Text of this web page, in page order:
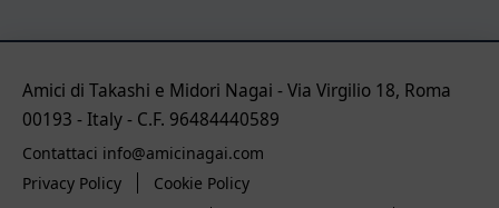
Amici di Takashi e Midori Nagai - Via Virgilio 18, Roma
00193 - Italy - C.F. 96484440589
Contattaci info@amicinagai.com
Privacy Policy
Cookie Policy